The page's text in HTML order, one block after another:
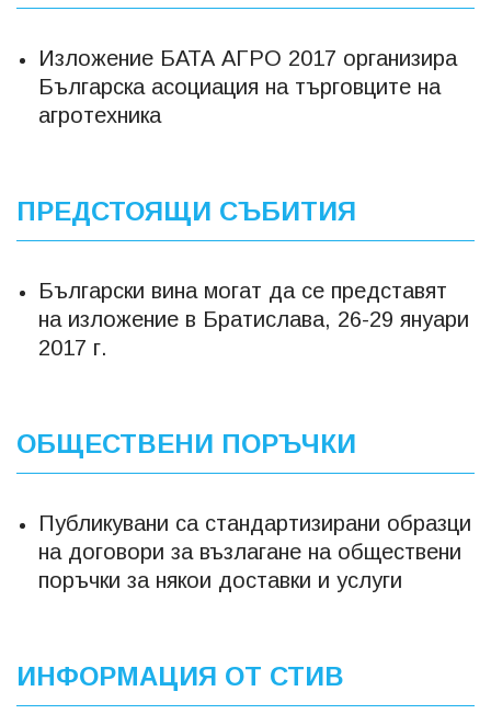
Изложение БАТА АГРО 2017 организира
Българска асоциация на търговците на
агротехника
ПРЕДСТОЯЩИ СЪБИТИЯ
Български вина могат да се представят
на изложение в Братислава, 26-29 януари
2017 г.
ОБЩЕСТВЕНИ ПОРЪЧКИ
Публикувани са стандартизирани образци
на договори за възлагане на обществени
поръчки за някои доставки и услуги
ИНФОРМАЦИЯ ОТ СТИВ